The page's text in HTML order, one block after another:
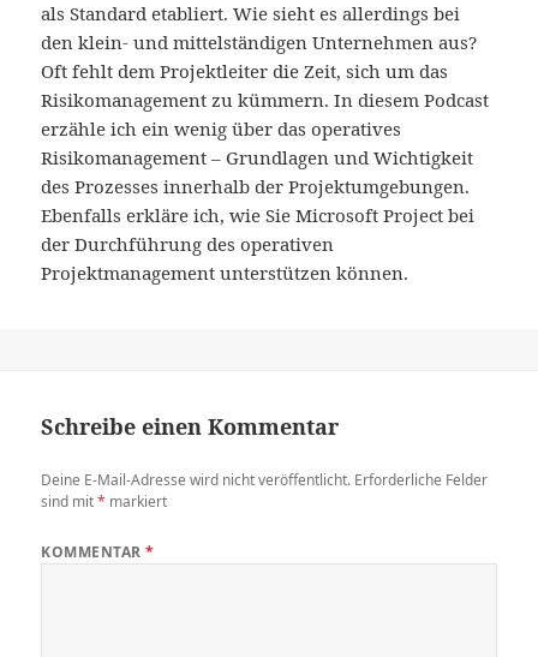
als Standard etabliert. Wie sieht es allerdings bei
den klein- und mittelständigen Unternehmen aus?
Oft fehlt dem Projektleiter die Zeit, sich um das
Risikomanagement zu kümmern. In diesem Podcast
erzähle ich ein wenig über das operatives
Risikomanagement – Grundlagen und Wichtigkeit
des Prozesses innerhalb der Projektumgebungen.
Ebenfalls erkläre ich, wie Sie Microsoft Project bei
der Durchführung des operativen
Projektmanagement unterstützen können.
Schreibe einen Kommentar
Deine E-Mail-Adresse wird nicht veröffentlicht. Erforderliche Felder
sind mit* markiert
KOMMENTAR*